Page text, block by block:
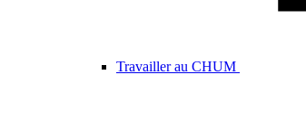
Travailler au CHUM